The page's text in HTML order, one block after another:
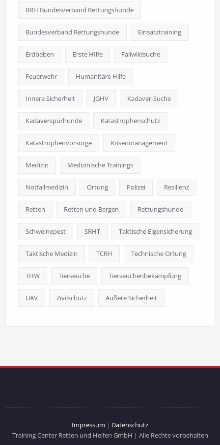
BRH Bundesverband Rettungshunde
Bundesverband Rettungshunde Einsatztraining
Erdbeben Erste HIlfe Fallwildsuche
Feuerwehr Humanitäre Hilfe
Innere Sicherheit JGHV Kadaver-Suche
Kadaverspürhunde Katastrophenschutz
Katastrophenvorsorge Krisenmanagement
Medizin Medizinische Trainings
Notfallmedizin Ortung Polizei Resilienz
Retten Retten und Bergen Rettungshunde
Schweinepest SRHT Taktische Eigensicherung
Taktische Medizin TCRH Technische Ortung
THW Tierseuche Tierseuchenbekämpfung
UAV Zivilschutz Äußere Sicherheit
Impressum | Datenschutz
Training Center Retten und Helfen GmbH | Alle Rechte vorbehalten